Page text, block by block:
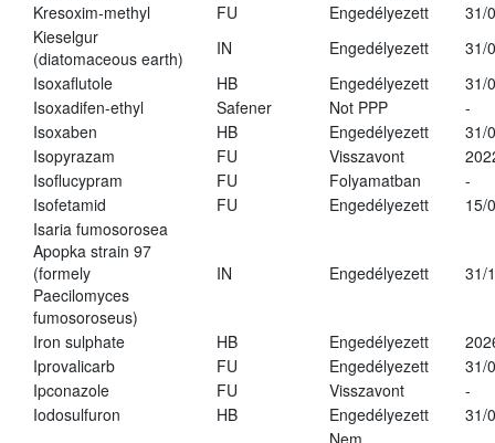
Kresoxim-methyl
FU Engedélyezett
31/
Kieselgur
(diatomaceous earth)
IN Engedélyezett
31/
Isoxaflutole
HB Engedélyezett
31/
Isoxadifen-ethyl
Safener Not PPP
-
Isoxaben
HB Engedélyezett
31/
Isopyrazam
FU Visszavont
Isoflucypram
FU Folyamatban
-
Isofetamid
FU Engedélyezett
15/
Isaria fumosorosea
Apopka strain 97
(formely
Paecilomyces
fumosoroseus)
IN Engedélyezett 31/
Iron sulphate HB Engedélyezett
Iprovalicarb
FU Engedélyezett
31/
Ipconazole
FU Visszavont
-
Iodosulfuron
HB Engedélyezett
31/